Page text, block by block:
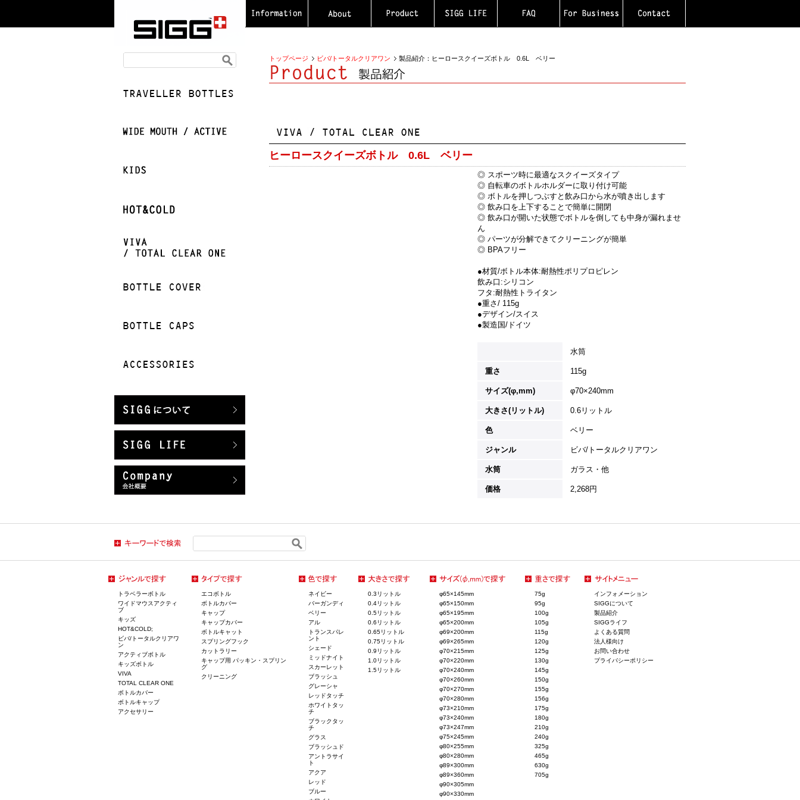
トップページ ビバ/トータルクリアワン 製品紹介：ヒーロースクイーズボトル 0.6L ベリー
ヒーロースクイーズボトル 0.6L ベリー
◎ スポーツ時に最適なスクイーズタイプ
◎ 自転車のボトルホルダーに取り付け可能
◎ ボトルを押しつぶすと飲み口から水が噴き出します
◎ 飲み口を上下することで簡単に開閉
◎ 飲み口が開いた状態でボトルを倒しても中身が漏れませ
ん
◎ パーツが分解できてクリーニングが簡単
◎ BPAフリー
●材質/ボトル本体:耐熱性ポリプロピレン
飲み口:シリコン
フタ:耐熱性トライタン
●重さ/ 115g
●デザイン/スイス
●製造国/ドイツ
水筒
重さ 115g
サイズ(φ,mm) φ70×240mm
大きさ(リットル) 0.6リットル
色 ベリー
ジャンル ビバ/トータルクリアワン
水筒 ガラス・他
価格 2,268円
トラベラーボトル
ワイドマウスアクティ
ブ
キッズ
HOT&COLD;
ビバ/トータルクリアワ
ン
アクティブボトル
キッズボトル
VIVA
TOTAL CLEAR ONE
ボトルカバー
ボトルキャップ
アクセサリー
エコボトル
ボトルカバー
キャップ
キャップカバー
ボトルキャット
スプリングフック
カットラリー
キャップ用 パッキン・スプリン
グ
クリーニング
ネイビー
バーガンディ
ベリー
アル
トランスパレ
ント
シェード
ミッドナイト
スカーレット
ブラッシュ
グレーシャ
レッドタッチ
ホワイトタッ
チ
ブラックタッ
チ
グラス
ブラッシュド
アントラサイ
ト
アクア
レッド
ブルー
0.3リットル
0.4リットル
0.5リットル
0.6リットル
0.65リットル
0.75リットル
0.9リットル
1.0リットル
1.5リットル
φ65×145mm
φ65×150mm
φ65×195mm
φ65×200mm
φ69×200mm
φ69×265mm
φ70×215mm
φ70×220mm
φ70×240mm
φ70×260mm
φ70×270mm
φ70×280mm
φ73×210mm
φ73×240mm
φ73×247mm
φ75×245mm
φ80×255mm
φ80×280mm
φ89×300mm
φ89×360mm
φ90×305mm
φ90×330mm
75g
95g
100g
105g
115g
120g
125g
130g
145g
150g
155g
156g
175g
180g
210g
240g
325g
465g
630g
705g
インフォメーション
SIGGについて
製品紹介
SIGGライフ
よくある質問
法人様向け
お問い合わせ
プライバシーポリシー